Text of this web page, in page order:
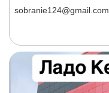
sobranie124@gmail.com